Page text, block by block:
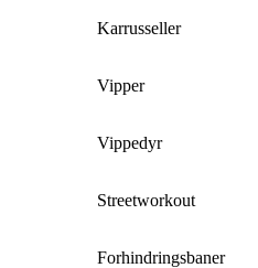
Karrusseller
Vipper
Vippedyr
Streetworkout
Forhindringsbaner